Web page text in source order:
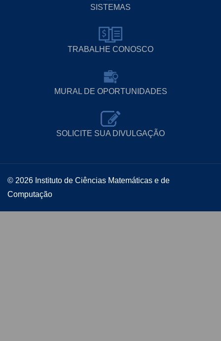
SISTEMAS
TRABALHE CONOSCO
MURAL DE OPORTUNIDADES
SOLICITE SUA DIVULGAÇÃO
© 2026 Instituto de Ciências Matemáticas e de
Computação